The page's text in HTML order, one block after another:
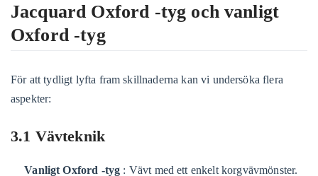
Jacquard Oxford -tyg och vanligt
Oxford -tyg
För att tydligt lyfta fram skillnaderna kan vi undersöka flera
aspekter:
3.1 Vävteknik
Vanligt Oxford -tyg : Vävt med ett enkelt korgvävmönster.